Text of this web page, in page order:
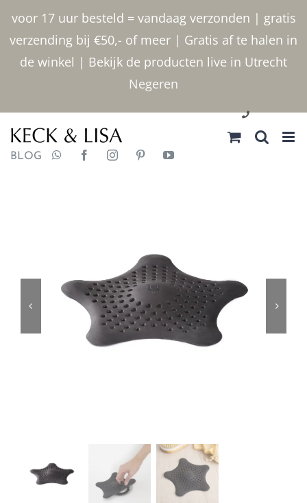
voor 17 uur besteld = vandaag verzonden | gratis
verzending bij €50,- of meer | Gratis af te halen in
de winkel | Bekijk de producten live in Utrecht
Negeren
inhoud
030 2400000
BLOG